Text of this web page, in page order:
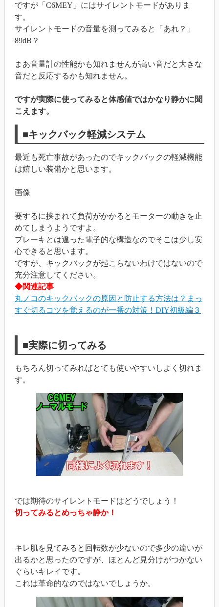
ですが「C6MEY」にはサイレントモードがありま
す。
サイレントモードの音量を測ってみると「あれ？」
89dB？
まあ音量計の性能かも知れませんが高い音だと大きな
音だと反応するかも知れません。
ですが実際に使ってみると体感値ではかなり静かに聞
こえます。
■キックバック軽減システム
最近も死亡事故があったのでキックバックの軽減機能
は嬉しい装備かと思います。
画像
要するに挟まれて負荷がかかるとモーターの動きを止
めてしまうようですよ。
ブレーキとは違った電子的な構造なのでそこは少し安
心できると思います。
ですが、キックバックが起こらないわけではないので
充分注意してください。
◆関連記事
丸ノコのキックバックの原因と防止する方法は？まっ
すぐ切るコツを覚えるのが一番の対策！DIY初級編３
■実際に切ってみる
もちろん切ってみればとても使いやすいしよく切れま
す。
では期待のサイレントモードはどうでしょう！
切ってみるとめっちゃ静か！
キレ肌を見てみると回転数が少ないので多少の違いが
出るかと思ったのですが、ほとんど見分けがつかない
ぐらいキレイです。
これは革命的なのではないでしょうか。